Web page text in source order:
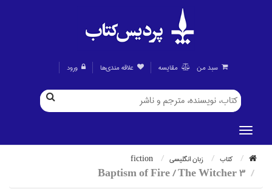
ورود علاقه مندی‌ها مقايسه سبد من
كتاب زبان انگليسي fiction
Baptism of Fire / The Witcher 3